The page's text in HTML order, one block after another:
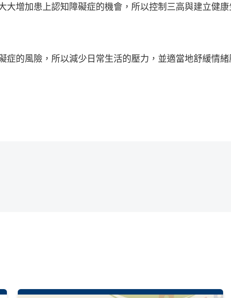
大增加患上認知障礙症的機會，所以控制三高與建立健
症的風險，所以減少日常生活的壓力，並適當地舒緩情